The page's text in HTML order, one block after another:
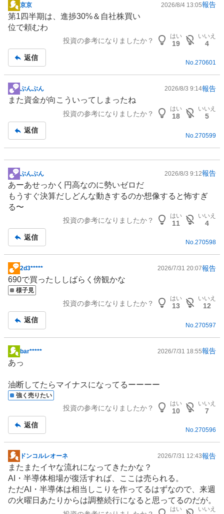
掲
示
板
京京 2026/8/4 13:05報告
第1四半期は、進捗30%＆自社株買い
位で頼むわ
投資の参考になりましたか？
はい
19
いいえ
4
返信
No.270601
掲
示
事
ぶんぶん 2026/8/3 9:14報告
また資金が向こういってしまったね
投資の参考になりましたか？
はい
18
いいえ
5
返信
No. 270599
掲
示
板
記
ぶんぶん 2026/8/3 9:12報告
あーあせっかく円高なのに勢いゼロだ
もうすぐ決算だしどんな動きするのか想像すると怖すぎ
る〜
投資の参考になりましたか？
はい
11
いいえ
4
返信
No.270598
掲
示
板
2d3***** 2026/7/31 20:07報告
690で買ったししばらく傍観かな
様子見
投資の参考になりましたか？
はい
13
いいえ
12
返信
No. 270597
掲
示
記
事
bar***** 2026/7/31 18:55報告
あっ
油断してたらマイナスになってるーーーー
強く売りたい
投資の参考になりましたか？
はい
10
いいえ
7
返信
No.270596
掲
示
板
記
事
ドンコルレオーネ 2026/7/31 12:43報告
またまたイヤな流れになってきたかな？
AI・半導体相場が復活すれば、ここは売られる。
ただAI・ 半導体は相当しこりを作ってるはずなので、来週
の火曜日あたりからは調整続行になると思ってるのだが。
はい いいえ